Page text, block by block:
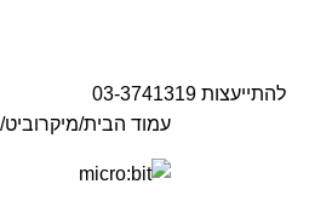
להתייעצות 03-3741319
עמוד הבית מיקרוביט